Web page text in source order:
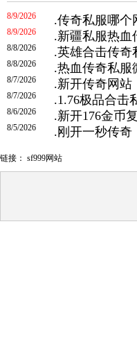
.传奇私服哪个
8/9/2026
.新疆私服热血
8/9/2026
.英雄合击传奇
8/8/2026
.热血传奇私服
8/8/2026
.新开传奇网站
8/7/2026
.1.76极品合击
8/7/2026
.新开176金币
8/6/2026
.刚开一秒传奇
8/5/2026
链接： sf999网站